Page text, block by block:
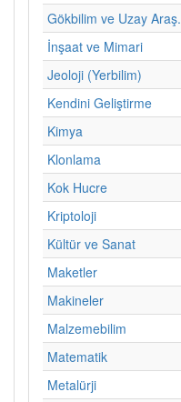
Gökbilim ve Uzay Araş.
İnşaat ve Mimari
Jeoloji (Yerbilim)
Kendini Geliştirme
Kimya
Klonlama
Kok Hucre
Kriptoloji
Kültür ve Sanat
Maketler
Makineler
Malzemebilim
Matematik
Metalürji